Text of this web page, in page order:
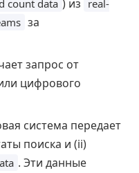
count data ) из real-
за
запрос от
цифрового
система передает
поиска и (ii)
. Эти данные